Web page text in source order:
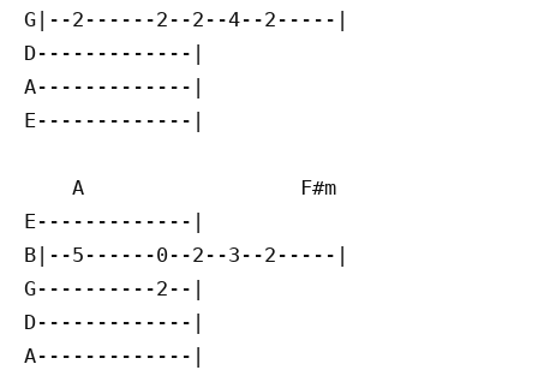
G|--2------2--2--4--2-----|
D-------------|
A-------------|
E-------------|
    A                  F#m
E-------------|
B|--5------0--2--3--2-----|
G----------2--|
D-------------|
A-------------|